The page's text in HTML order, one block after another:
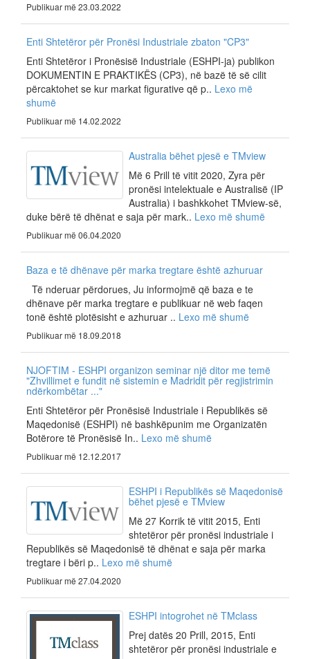
Publikuar më 23.03.2022
Enti Shtetëror për Pronësi Industriale zbaton "CP3"
Enti Shtetëror i Pronësisë Industriale (ESHPI-ja) publikon
DOKUMENTIN E PRAKTIKËS (CP3), në bazë të së cilit
përcaktohet se kur markat figurative që p.. Lexo më
shumë
Publikuar më 14.02.2022
Australia bëhet pjesë e TMview
Më 6 Prill të vitit 2020, Zyra për
pronësi intelektuale e Australisë (IP
Australia) i bashkkohet TMview-së,
duke bërë të dhënat e saja për mark.. Lexo më shumë
Publikuar më 06.04.2020
Baza e të dhënave për marka tregtare është azhuruar
Të nderuar përdorues, Ju informojmë që baza e te
dhënave për marka tregtare e publikuar në web faqen
tonë është plotësisht e azhuruar .. Lexo më shumë
Publikuar më 18.09.2018
NJOFTIM - ESHPI organizon seminar një ditor me temë
"Zhvillimet e fundit në sistemin e Madridit për regjistrimin
ndërkombëtar ..."
Enti Shtetëror për Pronësisë Industriale i Republikës së
Maqedonisë (ESHPI) në bashkëpunim me Organizatën
Botërore të Pronësisë In.. Lexo më shumë
Publikuar më 12.12.2017
ESHPI i Republikës së Maqedonisë
bëhet pjesë e TMview
Më 27 Korrik të vitit 2015, Enti
shtetëror për pronësi industriale i
Republikës së Maqedonisë të dhënat e saja për marka
tregtare i bëri p.. Lexo më shumë
Publikuar më 27.04.2020
ESHPI intogrohet në TMclass
Prej datës 20 Prill, 2015, Enti
shtetëror për pronësi industriale e